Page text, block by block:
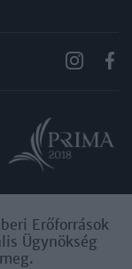
Erőforrások
Ügynökség